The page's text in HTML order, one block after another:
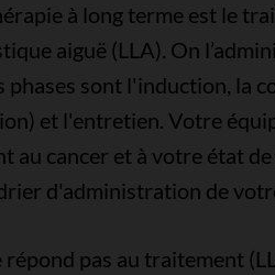
à long terme est le
aiguë (LLA). On
phases sont l'induction, la
et l'entretien. Votre
au cancer et à votre état
d'administration de
répond pas au traitement